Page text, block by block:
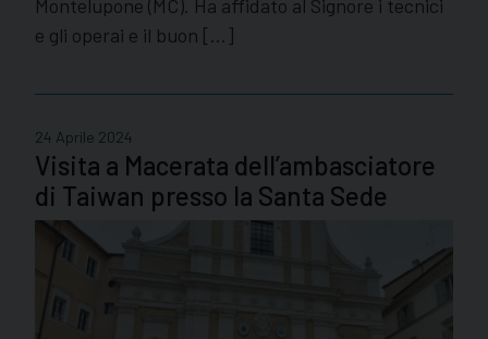
Montelupone (MC). Ha affidato al Signore i tecnici
e gli operai e il buon […]
24 Aprile 2024
Visita a Macerata dell’ambasciatore
di Taiwan presso la Santa Sede